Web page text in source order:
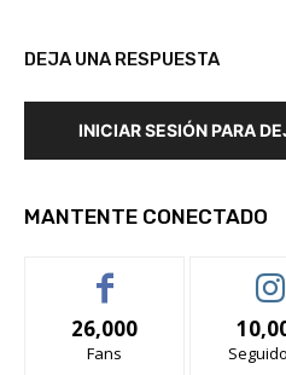
DEJA UNA RESPUESTA
INICIAR SESIÓN PARA
MANTENTE CONECTADO
26,000
Fans